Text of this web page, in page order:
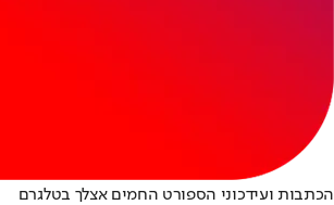
הכתבות ועידכוני הספורט החמים אצלך בטלגרם